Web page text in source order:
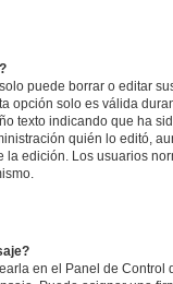
puede borrar o editar
opción solo es válida
texto indicando que ha
quién lo editó,
edición. Los usuarios
en el Panel de Control